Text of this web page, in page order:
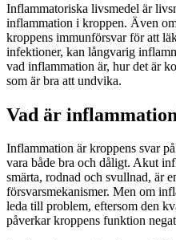
Inflammatoriska livsmedel är
inflammation i kroppen. Även
kroppens immunförsvar för att
infektioner, kan långvarig
vad inflammation är, hur det är
som är bra att undvika.
Vad är
Inflammation är kroppens svar
vara både bra och dåligt. Akut
smärta, rodnad och svullnad, är
försvarsmekanismer. Men om
leda till problem, eftersom den
påverkar kroppens funktion